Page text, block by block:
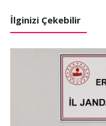
İlginizi Çekebilir